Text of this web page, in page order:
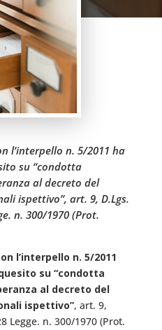
l’interpello n. 5/2011 ha
su “condotta
al decreto del
ispettivo”, art. 9, D.Lgs.
n. 300/1970 (Prot.
l’interpello n. 5/2011
su “condotta
al decreto del
ispettivo”, art. 9,
Legge. n. 300/1970 (Prot.